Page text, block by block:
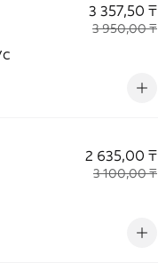
3 357,50 ₸
3 950,00 ₸
2 635,00 ₸
3 100,00 ₸